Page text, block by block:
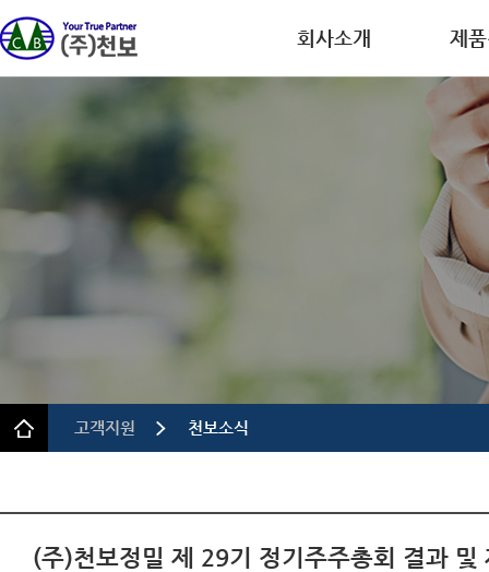
회사소개 제
디스플
반도
이차
의약
정밀
고객지원 천보소식
(주)천보정밀 제 29기 정기주주총회 결과 및